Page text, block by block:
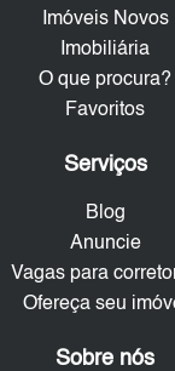
Imóveis Novos
Imobiliária
O que procura?
Favoritos
Serviços
Blog
Anuncie
Vagas para
Ofereça seu
Sobre nós